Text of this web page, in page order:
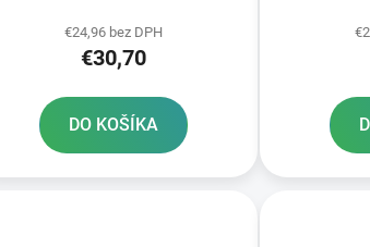
€24,96 bez DPH
€30,70
DO KOŠÍKA